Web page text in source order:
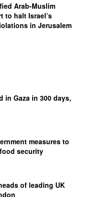
Arab-Muslim
to halt Israel’s
in Jerusalem
in Gaza in 300 days,
measures to
security
of leading UK